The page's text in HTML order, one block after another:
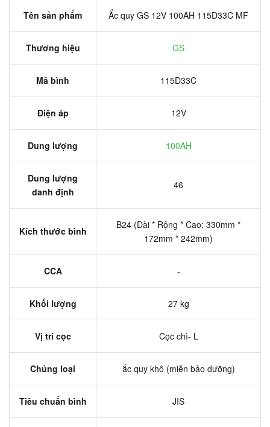
Tên sản phẩm Ắc quy GS 12V 100AH 115D33C MF
Thương hiệu GS
Mã bình 115D33C
Điện áp 12V
Dung lượng 100AH
Dung lượng
danh định
46
Kích thước bình
B24 (Dài * Rộng * Cao: 330mm *
172mm * 242mm)
CCA -
Khối lượng 27 kg
Vị trí cọc Cọc chì- L
Chủng loại ắc quy khô (miễn bảo dưỡng)
Tiêu chuẩn bình JIS